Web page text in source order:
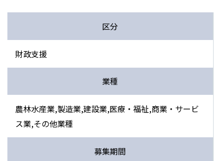
区分
財政支援
業種
農林水産業,製造業,建設業,医療・福祉,商業・サービ
ス業,その他業種
募集期間